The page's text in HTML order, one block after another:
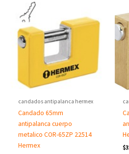
candados antipalanca hermex
Candado 65mm
antipalanca cuerpo
metalico COR-65ZP 22514
Hermex
$